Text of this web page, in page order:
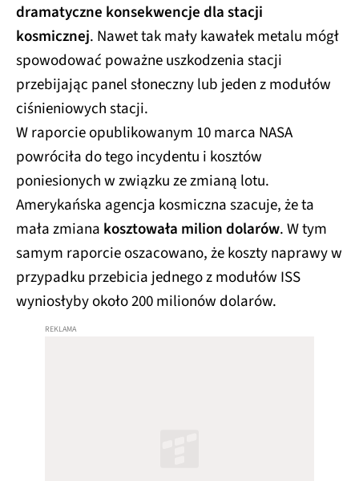
dramatyczne konsekwencje dla stacji
kosmicznej. Nawet tak mały kawałek metalu mógł
spowodować poważne uszkodzenia stacji
przebijając panel słoneczny lub jeden z modułów
ciśnieniowych stacji.
W raporcie opublikowanym 10 marca NASA
powróciła do tego incydentu i kosztów
poniesionych w związku ze zmianą lotu.
Amerykańska agencja kosmiczna szacuje, że ta
mała zmiana kosztowała milion dolarów. W tym
samym raporcie oszacowano, że koszty naprawy w
przypadku przebicia jednego z modułów ISS
wyniosłyby około 200 milionów dolarów.